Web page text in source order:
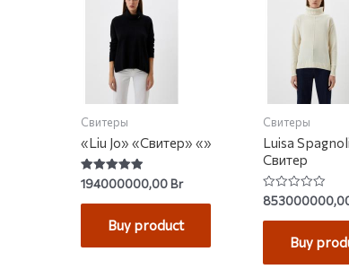
Свитеры
«Liu Jo» «Свитер» «»
Rated
5.00
out of 5
194000000,00Br
Buy product
Свитеры
Luisa Spagnoli
Свитер
Rated
0
out
Buy